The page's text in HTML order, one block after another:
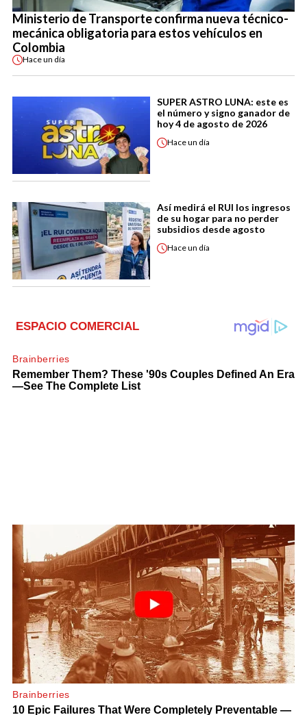
Ministerio de Transporte confirma nueva técnico-
mecánica obligatoria para estos vehículos en
Colombia
Haceun día
SUPER ASTRO LUNA: este es
el número y signo ganador de
hoy 4 de agosto de 2026
Haceun día
Así medirá el RUI los ingresos
de su hogar para no perder
subsidios desde agosto
Haceun día